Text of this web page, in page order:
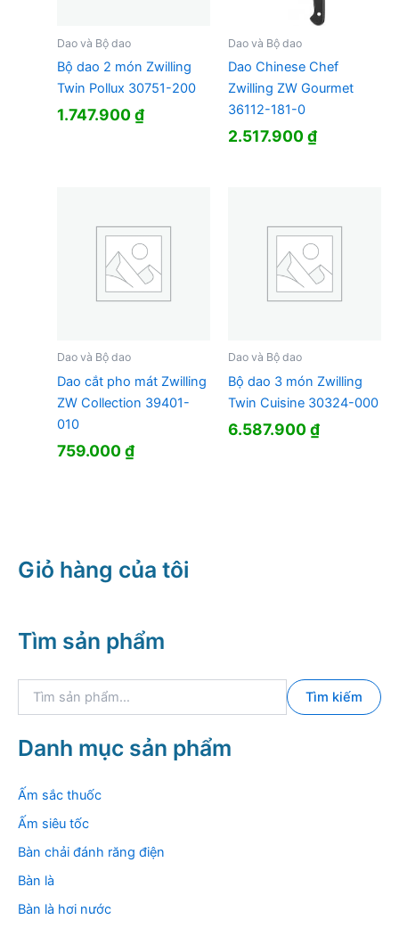
Dao và Bộ dao
Bộ dao 2 món Zwilling
Twin Pollux 30751-200
1.747.900₫
Dao và Bộ dao
Dao Chinese Chef
Zwilling ZW Gourmet
36112-181-0
2.517.900₫
Dao và Bộ dao
Dao cắt pho mát Zwilling
ZW Collection 39401-
010
759.000₫
Dao và Bộ dao
Bộ dao 3 món Zwilling
Twin Cuisine 30324-000
6.587.900₫
Giỏ hàng của tôi
Tìm sản phẩm
k
i
m
Tìm kiếm
Danh mục sản phẩm
Ấm sắc thuốc
Ấm siêu tốc
Bàn chải đánh răng điện
Bàn là
Bàn là hơi nước